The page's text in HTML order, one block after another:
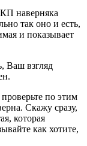
наверняка
так оно и есть,
и показывает
Ваш взгляд
по этим
Скажу сразу,
которая
как хотите,